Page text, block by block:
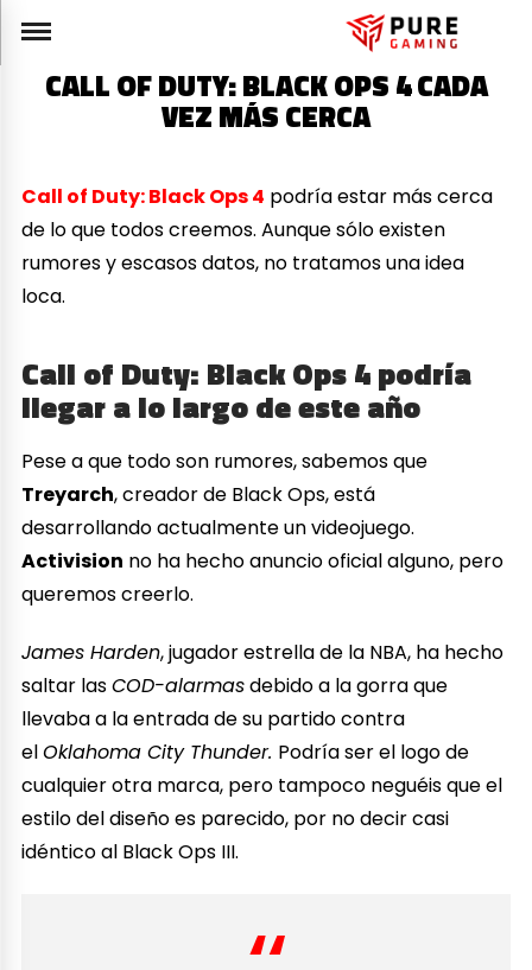
CALL OF DUTY: BLACK OPS 4 CADA
VEZ MÁS CERCA
Call of Duty: Black Ops 4 podría estar más cerca
de lo que todos creemos. Aunque sólo existen
rumores y escasos datos, no tratamos una idea
loca.
Call of Duty: Black Ops 4 podría
llegar a lo largo de este año
Pese a que todo son rumores, sabemos que
Treyarch, creador de Black Ops, está
desarrollando actualmente un videojuego.
Activision no ha hecho anuncio oficial alguno, pero
queremos creerlo.
James Harden, jugador estrella de la NBA, ha hecho
saltar lasCOD-alarmasdebido a la gorra que
llevaba a la entrada de su partido contra
elOklahoma City Thunder. Podría ser el logo de
cualquier otra marca, pero tampoco neguéis que el
estilo del diseño es parecido, por no decir casi
idéntico al Black Ops III.